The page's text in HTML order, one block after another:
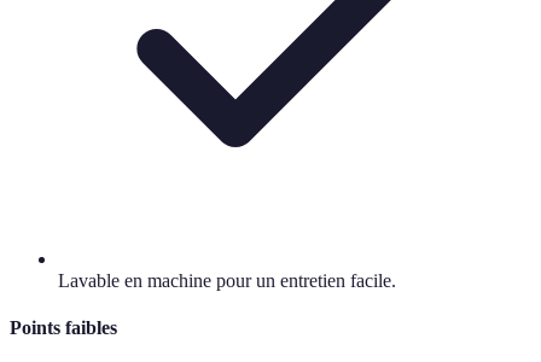
Lavable en machine pour un entretien facile.
Points faibles